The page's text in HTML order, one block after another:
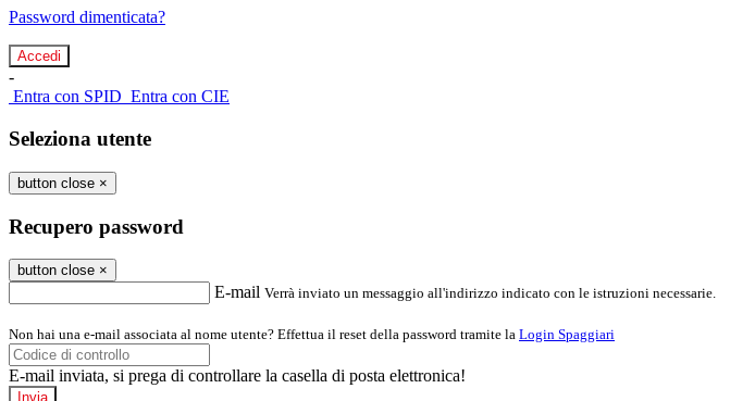
Password dimenticata?
-
Entra con SPID Entra con CIE
Seleziona utente
button close ×
Recupero password
button close ×
E-mail Verrà inviato un messaggio all'indirizzo indicato con le istruzioni necessarie.
Non hai una e-mail associata al nome utente? Effettua il reset della password tramite la Login Spaggiari
E-mail inviata, si prega di controllare la casella di posta elettronica!